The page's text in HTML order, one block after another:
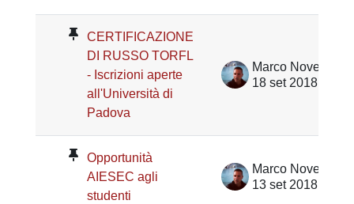
CERTIFICAZIONE
DI RUSSO TORFL
- Iscrizioni aperte
all'Università di
Padova
Marco Noventa
18 set 2018
Opportunità
AIESEC agli
studenti
Marco Noventa
13 set 2018